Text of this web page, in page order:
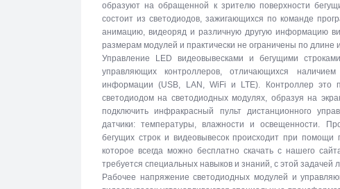
образуют на обращенной к зрителю поверхности
состоит из светодиодов, зажигающихся по команде
анимацию, видеоряд и различную другую информацию
размерам модулей и практически не ограничены по длине
Управление LED видеовывесками и бегущими
управляющих контроллеров, отличающихся
информации (USB, LAN, WiFi и LTE). Контроллер это
светодиодом на светодиодных модулях, образуя на
подключить инфракрасный пульт дистанционного
датчики: температуры, влажности и освещенности.
бегущих строк и видеовывесок происходит при помощи
которое всегда можно бесплатно скачать с нашего
требуется специальных навыков и знаний, с этой задачей
Рабочее напряжение светодиодных модулей и